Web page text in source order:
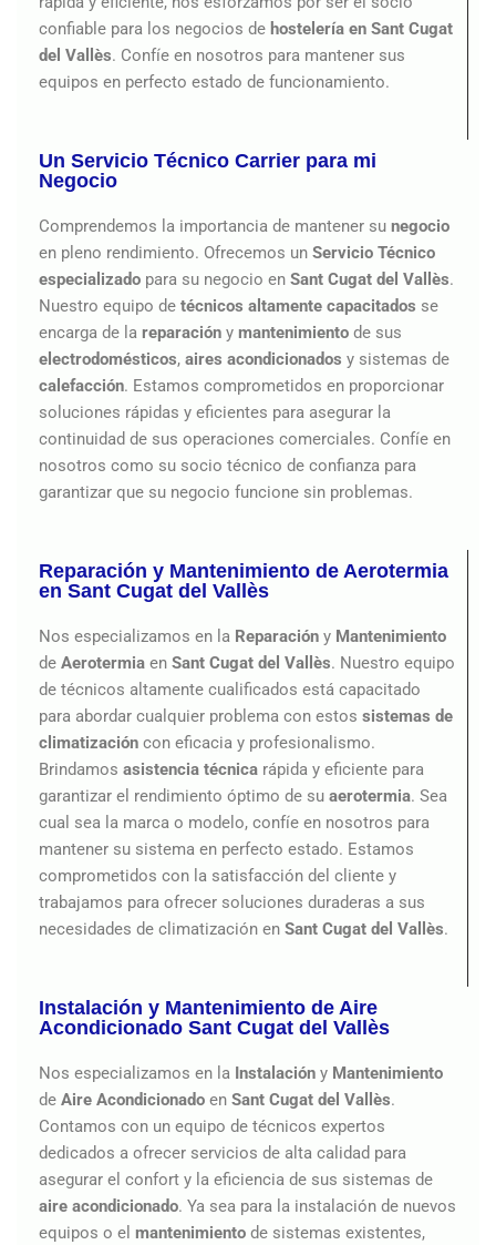
confiable para los negocios de hostelería en Sant Cugat
del Vallès. Confíe en nosotros para mantener sus
equipos en perfecto estado de funcionamiento.
Un Servicio Técnico Carrier para mi
Negocio
Comprendemos la importancia de mantener su negocio
en pleno rendimiento. Ofrecemos un Servicio Técnico
especializado para su negocio en Sant Cugat del Vallès.
Nuestro equipo de técnicos altamente capacitados se
encarga de la reparación y mantenimiento de sus
electrodomésticos, aires acondicionados y sistemas de
calefacción. Estamos comprometidos en proporcionar
soluciones rápidas y eficientes para asegurar la
continuidad de sus operaciones comerciales. Confíe en
nosotros como su socio técnico de confianza para
garantizar que su negocio funcione sin problemas.
Reparación y Mantenimiento de Aerotermia
en Sant Cugat del Vallès
Nos especializamos en la Reparación y Mantenimiento
de Aerotermia en Sant Cugat del Vallès. Nuestro equipo
de técnicos altamente cualificados está capacitado
para abordar cualquier problema con estos sistemas de
climatización con eficacia y profesionalismo.
Brindamos asistencia técnica rápida y eficiente para
garantizar el rendimiento óptimo de su aerotermia. Sea
cual sea la marca o modelo, confíe en nosotros para
mantener su sistema en perfecto estado. Estamos
comprometidos con la satisfacción del cliente y
trabajamos para ofrecer soluciones duraderas a sus
necesidades de climatización en Sant Cugat del Vallès.
Instalación y Mantenimiento de Aire
Acondicionado Sant Cugat del Vallès
Nos especializamos en la Instalación y Mantenimiento
de Aire Acondicionado en Sant Cugat del Vallès.
Contamos con un equipo de técnicos expertos
dedicados a ofrecer servicios de alta calidad para
asegurar el confort y la eficiencia de sus sistemas de
aire acondicionado. Ya sea para la instalación de nuevos
equipos o el mantenimiento de sistemas existentes,